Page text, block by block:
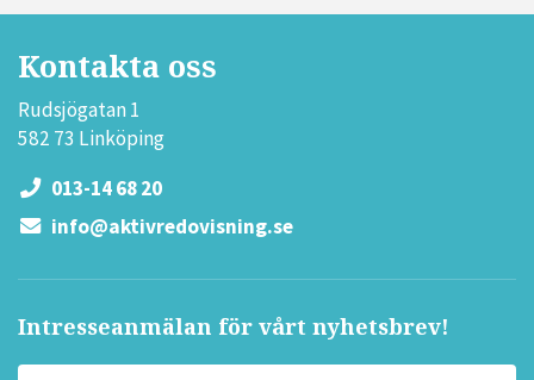
Kontakta oss
Rudsjögatan 1
582 73 Linköping
013-14 68 20
info@aktivredovisning.se
Intresseanmälan för vårt nyhetsbrev!